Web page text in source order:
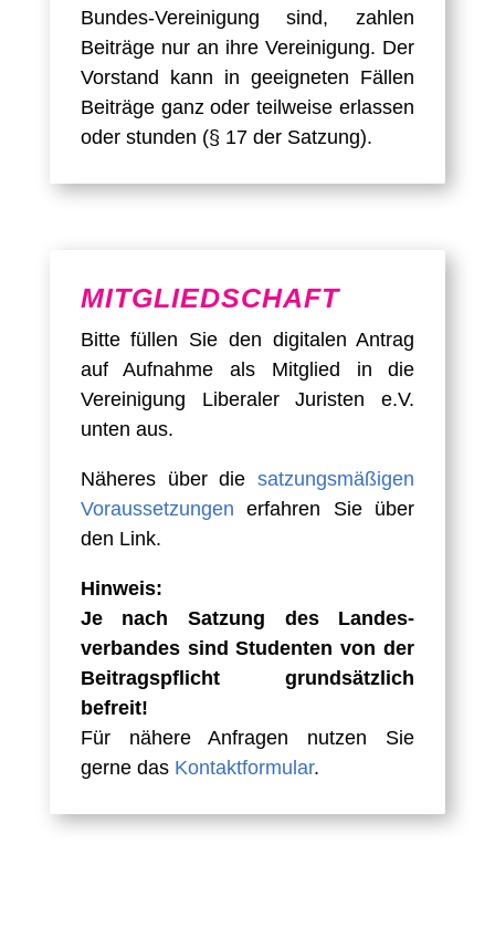
Bundes-Vereinigung sind, zahlen
Beiträge nur an ihre Vereinigung. Der
Vorstand kann in geeigneten Fällen
Beiträge ganz oder teilweise erlassen
oder stunden (§ 17 der Satzung).
MITGLIEDSCHAFT
Bitte füllen Sie den digitalen Antrag
auf Aufnahme als Mitglied in die
Vereinigung Liberaler Juristen e.V.
unten aus.
Näheres über diesatzungs­­­­mäßigen
Vor­­aus­­­­setz­­ungen erfahren Sie über
den Link.
Hinweis:
Je nach Satzung des Landes­­­
verbandes sind Studenten von der
Beitrag­s­­pflicht grund­­­sätzlich
befreit!
Für nähere Anfragen nutzen Sie
gerne das Kontakt­formular.